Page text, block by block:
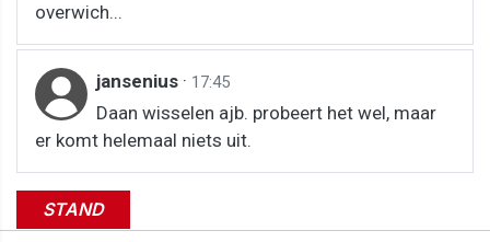
overwich...
jansenius · 17:45
Daan wisselen ajb. probeert het wel, maar
er komt helemaal niets uit.
STAND